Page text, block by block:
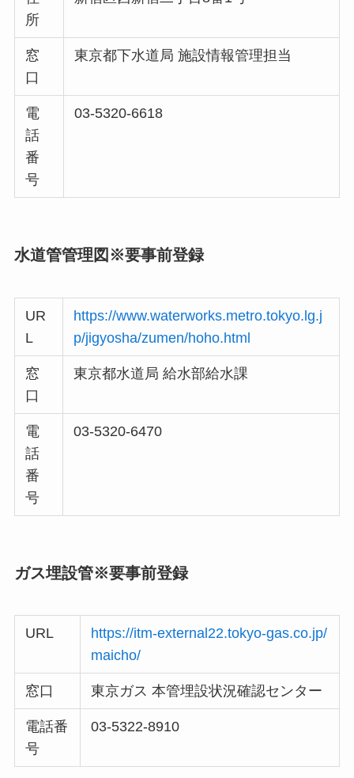
所
窓
口
東京都下水道局 施設情報管理担当
電
話
番
号
03-5320-6618
水道管管理図 ※要事前登録
UR
L
https://www.waterworks.metro.tokyo.lg.j
p/jigyosha/zumen/hoho.html
窓
口
東京都水道局 給水部給水課
電
話
番
号
03-5320-6470
ガス埋設管※要事前登録
URL
https://itm-external22.tokyo-gas.co.jp/
maicho/
窓口 東京ガス 本管埋設状況確認センター
電話番
号
03-5322-8910